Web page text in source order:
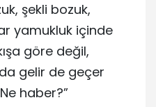
şekli bozuk,
yamukluk içinde
göre değil,
gelir de geçer
haber?”